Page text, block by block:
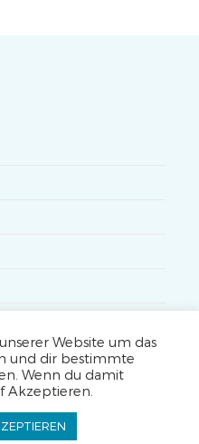
Bedingungen
Website um das
und dir bestimmte
Wenn du damit
Akzeptieren.